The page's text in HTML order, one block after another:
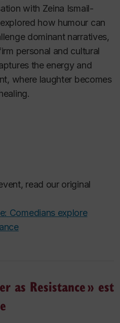
with Zeina Ismail-
how humour can
dominant narratives,
personal and cultural
the energy and
where laughter becomes
read our original
Comedians explore
as Resistance » est